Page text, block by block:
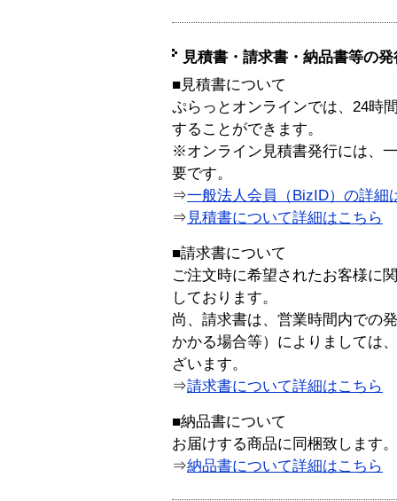
見積書・請求書・納品書等の
■見積書について
ぷらっとオンラインでは、24時
することができます。
※オンライン見積書発行には、
要です。
⇒一般法人会員（BizID）の詳細
⇒ 見積書について詳細はこちら
■請求書について
ご注文時に希望されたお客様に
しております。
尚、請求書は、営業時間内での
かかる場合等）によりましては
ざいます。
⇒請求書について詳細はこちら
■納品書について
お届けする商品に同梱致します。
⇒納品書について詳細はこちら